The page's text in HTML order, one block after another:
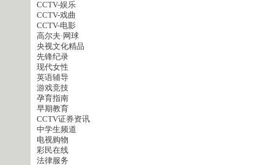
CCTV-娱乐
CCTV-戏曲
CCTV-电影
高尔夫·网球
央视文化精品
先锋纪录
现代女性
英语辅导
游戏竞技
孕育指南
早期教育
CCTV证券资讯
中学生频道
电视购物
彩民在线
法律服务